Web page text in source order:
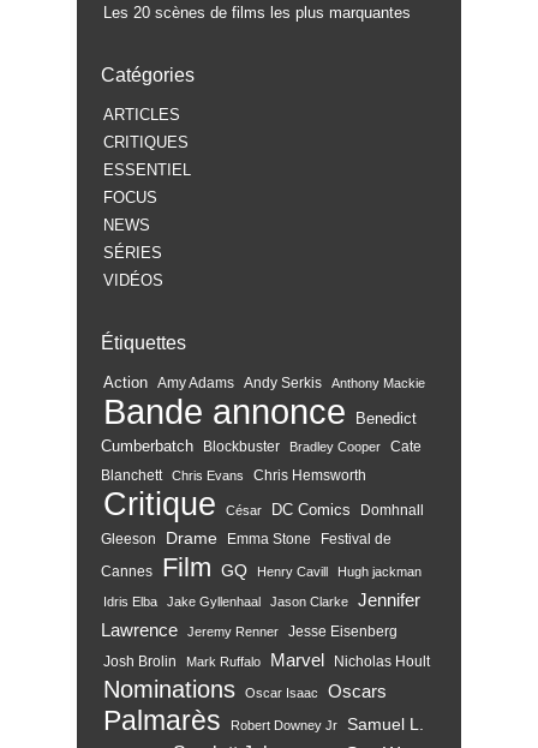
Les 20 scènes de films les plus marquantes
Catégories
ARTICLES
CRITIQUES
ESSENTIEL
FOCUS
NEWS
SÉRIES
VIDÉOS
Étiquettes
Action Amy Adams Andy Serkis Anthony Mackie
Bande annonce
Benedict
Cumberbatch
Blockbuster Bradley Cooper
Cate
Blanchett
Chris Evans Chris Hemsworth
Critique César DC Comics
Domhnall
Gleeson
Drame Emma Stone
Festival de
Cannes
Film GQ Henry Cavill Hugh jackman
Idris Elba Jake Gyllenhaal Jason Clarke
Jennifer
Lawrence
Jeremy Renner
Jesse Eisenberg
Josh Brolin
Mark Ruffalo Marvel Nicholas Hoult
Nominations Oscar Isaac Oscars
Palmarès Robert Downey Jr
Samuel L.